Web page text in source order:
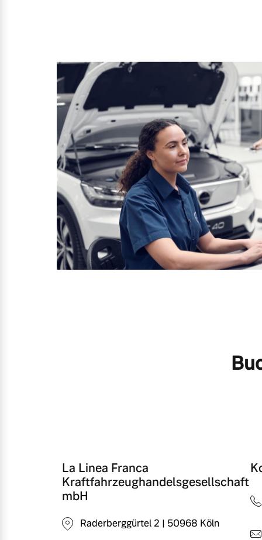
La Linea Franca
Kraftfahrzeughandelsgesellschaft
mbH
Raderberggürtel 2 | 50968 Köln